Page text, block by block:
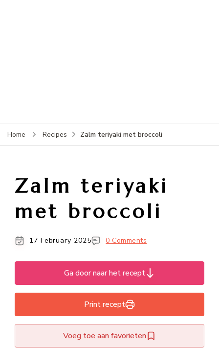
Home Recipes Zalm teriyaki met broccoli
Zalm teriyaki
met broccoli
17 February 2025 0 Comments
Ga door naar het recept
Print recept
Voeg toe aan favorieten